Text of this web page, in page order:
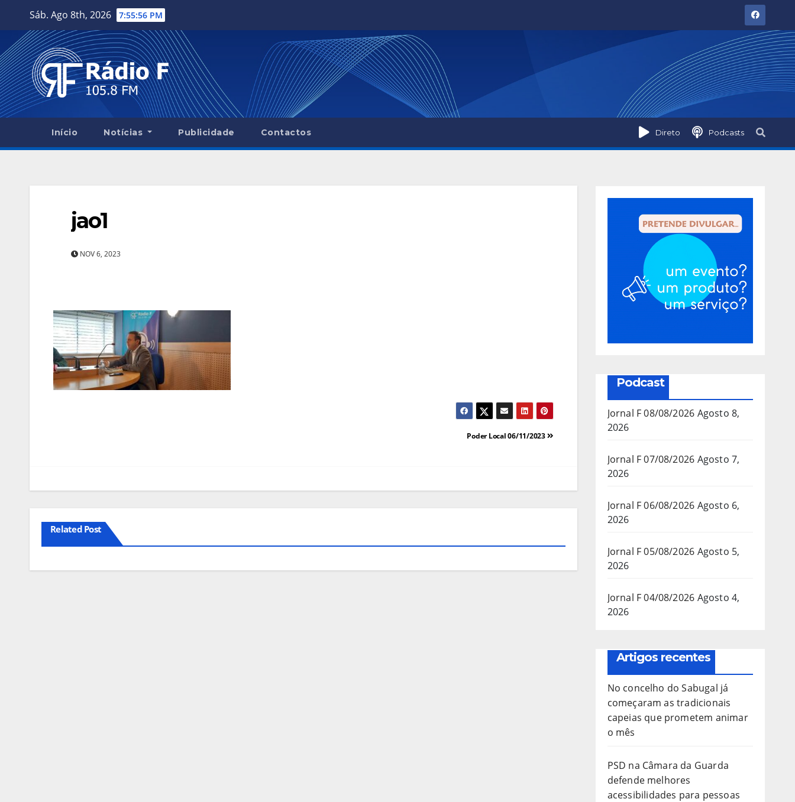
content
Sáb. Ago 8th, 2026 7:55:56 PM
Direto Podcasts
Início Notícias Publicidade Contactos
jao1
NOV 6, 2023
Poder Local 06/11/2023
Related Post
Podcast
Jornal F 08/08/2026 Agosto 8,
2026
Jornal F 07/08/2026 Agosto 7,
2026
Jornal F 06/08/2026 Agosto 6,
2026
Jornal F 05/08/2026 Agosto 5,
2026
Jornal F 04/08/2026 Agosto 4,
2026
Artigos recentes
No concelho do Sabugal já
começaram as tradicionais
capeias que prometem animar
o mês
PSD na Câmara da Guarda
defende melhores
acessibilidades para pessoas